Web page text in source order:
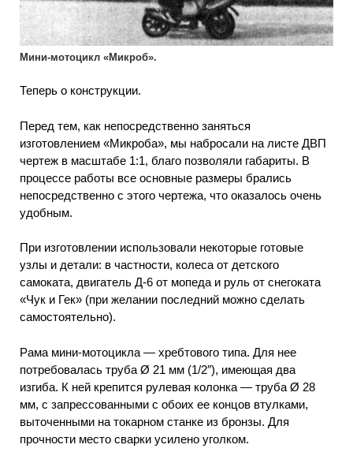
Мини-мотоцикл «Микроб».
Теперь о конструкции.
Перед тем, как непосредственно заняться
изготовлением «Микроба», мы набросали на листе ДВП
чертеж в масштабе 1:1, благо позволяли габариты. В
процессе работы все основные размеры брались
непосредственно с этого чертежа, что оказалось очень
удобным.
При изготовлении использовали некоторые готовые
узлы и детали: в частности, колеса от детского
самоката, двигатель Д-6 от мопеда и руль от снегоката
«Чук и Гек» (при желании последний можно сделать
самостоятельно).
Рама мини-мотоцикла — хребтового типа. Для нее
потребовалась труба Ø 21 мм (1/2″), имеющая два
изгиба. К ней крепится рулевая колонка — труба Ø 28
мм, с запрессованными с обоих ее концов втулками,
выточенными на токарном станке из бронзы. Для
прочности место сварки усилено уголком.